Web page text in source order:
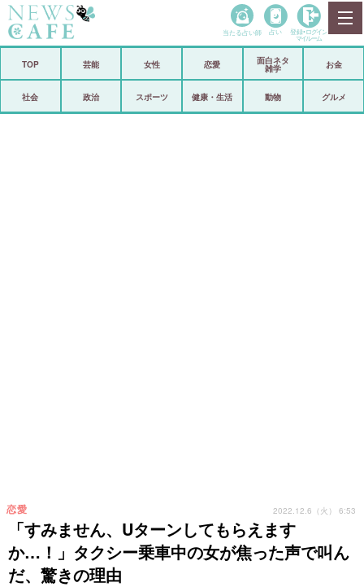
政治
当たる占い師 占い 登録• ログイン
マイルーム
TOP 芸能 女性 恋愛
面白ネタ
雑学
お金
社会 政治 スポーツ 健康・生活 動物 グルメ
「すみません、Uターンしてもらえます
か…！」タクシー乗車中の女が焦った声で叫ん
だ、驚きの理由
恋愛 2022.12.6（火） 6:53